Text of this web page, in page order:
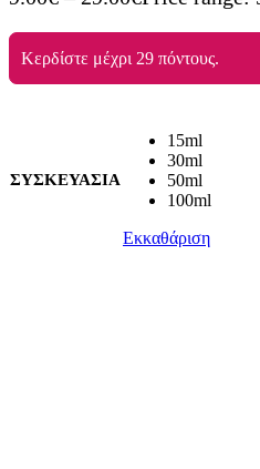
Κερδίστε μέχρι 29 πόντους.
ΣΥΣΚΕΥΑΣΙΑ
15ml
30ml
50ml
100ml
Εκκαθάριση